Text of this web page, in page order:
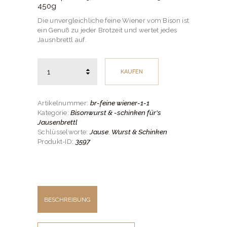
450g
Die unvergleichliche feine Wiener vom Bison ist
ein Genuß zu jeder Brotzeit und wertet jedes
Jausnbrettl auf.
KAUFEN
Artikelnummer: br-feine wiener-1-1
Kategorie:Bisonwurst & -schinken für's
Jausenbrettl
Schlüsselworte:Jause, Wurst & Schinken
Produkt-ID: 3597
BESCHREIBUNG